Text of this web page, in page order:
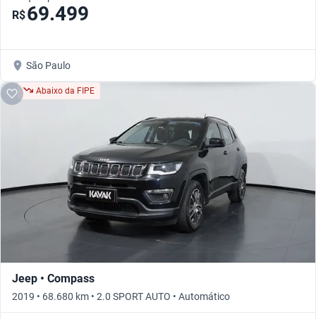
R$69.499
São Paulo
Abaixo da FIPE
Jeep • Compass
2019 • 68.680 km • 2.0 SPORT AUTO • Automático